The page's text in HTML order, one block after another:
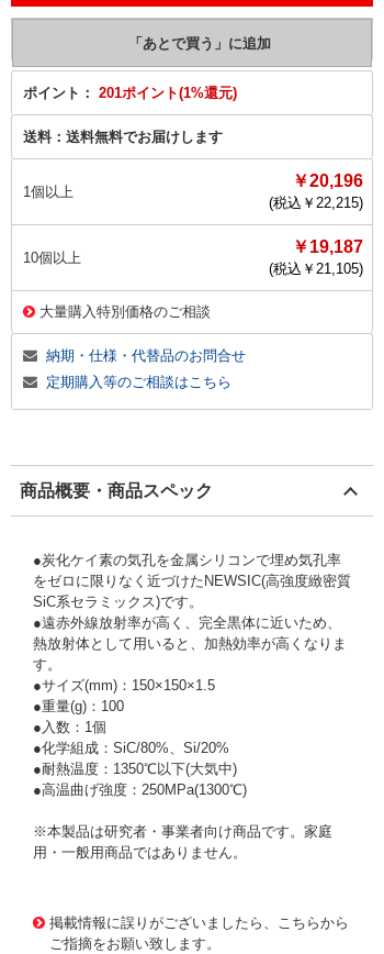
ポイント： 201ポイント(1%還元)
送料： 送料無料でお届けします
1個以上
￥20,196
(税込￥ 22,215)
10個以上
￥19,187
(税込￥ 21,105)
大量購入特別価格のご相談
納期・仕様・代替品のお問合せ
定期購入等のご相談はこちら
商品概要・商品スペック
●炭化ケイ素の気孔を金属シリコンで埋め気孔率
をゼロに限りなく近づけたNEWSIC(高強度緻密質
SiC系セラミックス)です。
●遠赤外線放射率が高く、完全黒体に近いため、
熱放射体として用いると、加熱効率が高くなりま
す。
●サイズ(mm)：150×150×1.5
●重量(g)：100
●入数：1個
●化学組成：SiC/80%、Si/20%
●耐熱温度：1350℃以下(大気中)
●高温曲げ強度：250MPa(1300℃)
※本製品は研究者・事業者向け商品です。家庭
用・一般用商品ではありません。
掲載情報に誤りがございましたら、こちらから
ご指摘をお願い致します。